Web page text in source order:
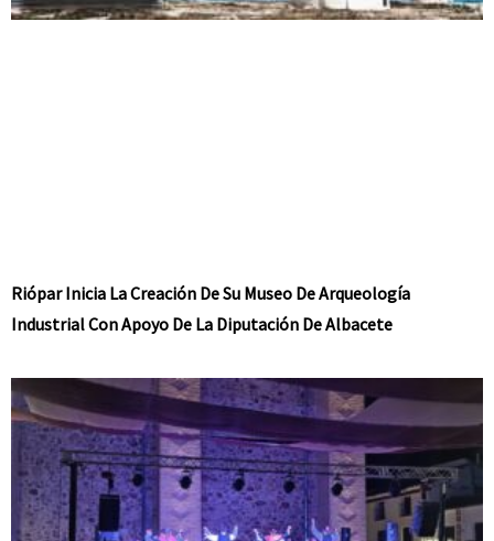
Riópar Inicia La Creación De Su Museo De Arqueología
Industrial Con Apoyo De La Diputación De Albacete